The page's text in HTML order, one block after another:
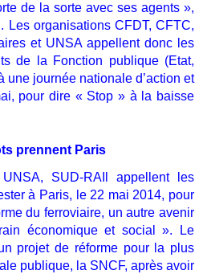
de la sorte avec ses agents »,
Les organisations CFDT, CFTC,
et UNSA appellent donc les
de la Fonction publique (Etat,
une journée nationale d’action et
pour dire « Stop » à la baisse
prennent Paris
SUD-RAIl appellent les
à Paris, le 22 mai 2014, pour
du ferroviaire, un autre avenir
économique et social ». Le
projet de réforme pour la plus
publique, la SNCF, après avoir